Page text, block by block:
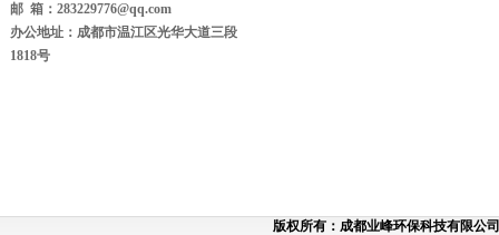
邮 箱：283229776@qq.com
办公地址： 成都市温江区光华大道三段
1818号
版权所有：成都业峰环保科技有限公司